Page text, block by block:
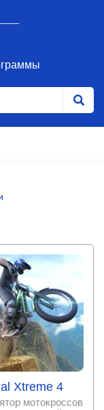
Xtreme 4
мотокроссов